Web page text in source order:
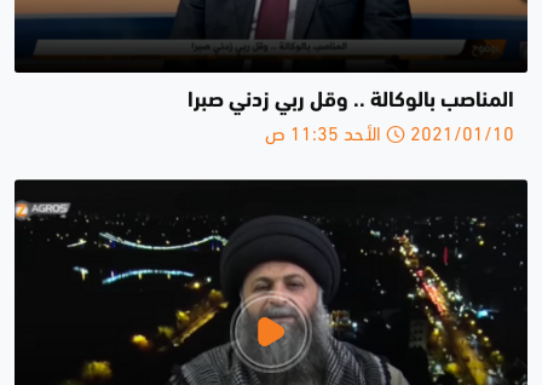
المناصب بالوكالة .. وقل ربي زدني صبرا
2021/01/10 الأحد 11:35 ص